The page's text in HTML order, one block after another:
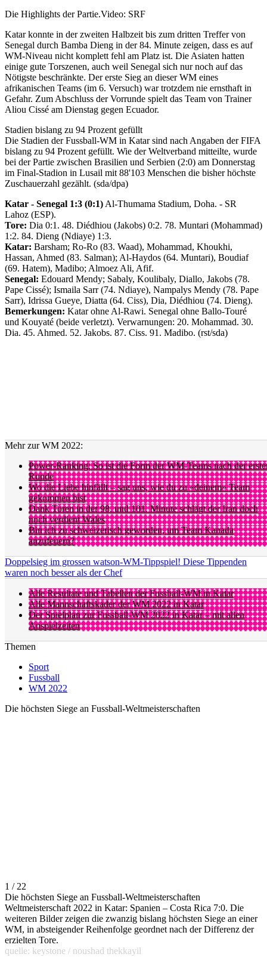
Die Highlights der Partie.Video: SRF
Katar konnte in der zweiten Halbzeit bis zum dritten Treffer von
Senegal durch Bamba Dieng in der 84. Minute zeigen, dass es auf
WM-Niveau nicht komplett fehl am Platz ist. Die Asiaten hatten
einige gute Torszenen, auch weil Senegal sich nur noch auf das
Nötigste beschränkte. Der erste Sieg an dieser WM eines
afrikanischen Teams (im 6. Versuch) war trotzdem nie ernsthaft in
Gefahr. Zum Abschluss der Vorrunde spielt das Team von Trainer
Aliou Cissé am Dienstag gegen Ecuador.
Stadien bislang zu 94 Prozent gefüllt
Die Stadien der Fussball-WM in Katar sind nach Angaben der FIFA
bislang zu 94 Prozent gefüllt. Wie der Weltverband mitteilte, wurde
bei der Partie zwischen Brasilien und Serbien (2:0) am Donnerstag
im Final-Stadion in Lusail mit 88'103 Menschen die bisher höchste
Zuschauerzahl gezählt. (sda/dpa)
Katar - Senegal 1:3 (0:1) Al-Thumama Stadium, Doha. - SR
Lahoz (ESP).
Tore: Dia 0:1. 48. Diédhiou (Jakobs) 0:2. 78. Muntari (Mohammad)
1:2. 84. Dieng (Ndiaye) 1:3.
Katar: Barsham; Ro-Ro (83. Waad), Mohammad, Khoukhi,
Hassan, Ahmed (83. Salman); Al-Haydos (64. Muntari), Boudiaf
(69. Hatem), Madibo; Almoez Ali, Afif.
Senegal: Edouard Mendy; Sabaly, Koulibaly, Diallo, Jakobs (78.
Pape Cissé); Ismaila Sarr (74. Ndiaye), Nampalys Mendy (78. Pape
Sarr), Idrissa Gueye, Diatta (64. Ciss), Dia, Diédhiou (74. Dieng).
Bemerkungen: Katar ohne Al-Rawi. Senegal ohne Ballo-Touré
und Kouyaté (beide verletzt). Verwarnungen: 20. Mohammad. 30.
Dia. 45. Ahmed. 52. Jakobs. 87. Ciss. 91. Madibo. (rst/sda)
Mehr zur WM 2022:
Power-Ranking: So ist die Form der WM-Teams nach der
Runde
Wo die Liebe hinfällt – sag uns, wie du zu «deinem» Team
gekommen bist
Dank Toren in der 98. und 101. Minute schlägt der Iran doch
noch verdient Wales
Bin ich zu schweizerisch geworden, um Team Kanada
anzufeuern?
Doppelsieg im grossen watson-WM-Tippspiel! Diese Tippenden
waren noch besser als der Chef
Alle Resultate und Tabellen der Fussball-WM in Katar
Alle Mannschaftskader der WM 2022 in Katar
Der Spielplan zur Fussball-WM 2022 in Katar – mit allen
Anspielzeiten
Themen
Sport
Fussball
WM 2022
Die höchsten Siege an Fussball-Weltmeisterschaften
1 / 22
Die höchsten Siege an Fussball-Weltmeisterschaften
Weltmeisterschaft 2022 in Katar: Spanien – Costa Rica 7:0. Die
weiteren Bilder zeigen die zwanzig bislang höchsten Siege an einer
WM, in absteigender Reihenfolge geordnet nach der Differenz der
erzielten Tore.
quelle: keystone / noushad thekkayil